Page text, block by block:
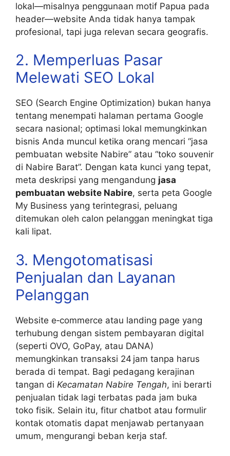
lokal—misalnya penggunaan motif Papua pada
header—website Anda tidak hanya tampak
profesional, tapi juga relevan secara geografis.
2. Memperluas Pasar
Melewati SEO Lokal
SEO (Search Engine Optimization) bukan hanya
tentang menempati halaman pertama Google
secara nasional; optimasi lokal memungkinkan
bisnis Anda muncul ketika orang mencari “jasa
pembuatan website Nabire” atau “toko souvenir
di Nabire Barat”. Dengan kata kunci yang tepat,
meta deskripsi yang mengandung jasa
pembuatan website Nabire, serta peta Google
My Business yang terintegrasi, peluang
ditemukan oleh calon pelanggan meningkat tiga
kali lipat.
3. Mengotomatisasi
Penjualan dan Layanan
Pelanggan
Website e‑commerce atau landing page yang
terhubung dengan sistem pembayaran digital
(seperti OVO, GoPay, atau DANA)
memungkinkan transaksi 24 jam tanpa harus
berada di tempat. Bagi pedagang kerajinan
tangan di Kecamatan Nabire Tengah, ini berarti
penjualan tidak lagi terbatas pada jam buka
toko fisik. Selain itu, fitur chatbot atau formulir
kontak otomatis dapat menjawab pertanyaan
umum, mengurangi beban kerja staf.